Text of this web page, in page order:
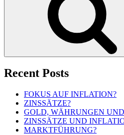
Recent Posts
FOKUS AUF INFLATION?
ZINSSÄTZE?
GOLD, WÄHRUNGEN
ZINSSÄTZE UND
MARKTFÜHRUNG?